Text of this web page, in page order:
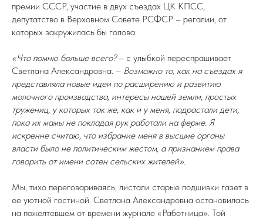
премии СССР, участие в двух съездах ЦК КПСС,
депутатство в Верховном Совете РСФСР – регалии, от
которых закружилась бы голова.
«Что помню больше всего?– с улыбкой переспрашивает
Светлана Александровна. – Возможно то, как на съездах я
представляла новые идеи по расширению и развитию
молочного производства, интересы нашей земли, простых
тружениц, у которых так же, как и у меня, подрастали дети,
пока их мамы не покладая рук работали на ферме. Я
искренне считаю, что избрание меня в высшие органы
власти было не политическим жестом, а признанием права
говорить от имени сотен сельских жителей».
Мы, тихо переговариваясь, листали старые подшивки газет в
ее уютной гостиной. Светлана Александровна остановилась
на пожелтевшем от времени журнале «Работница». Той